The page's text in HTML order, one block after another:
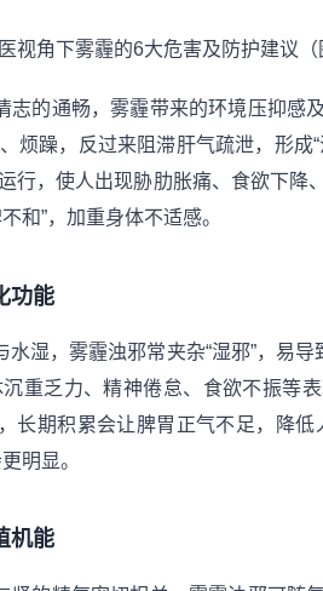
志的通畅，雾霾带来的环境压抑感
烦躁，反过来阻滞肝气疏泄，形
行，使人出现胁肋胀痛、食欲下降
和”，加重身体不适感。
功能
水湿，雾霾浊邪常夹杂“湿邪”，易
重乏力、精神倦怠、食欲不振等
长期积累会让脾胃正气不足，降
明显。
机能